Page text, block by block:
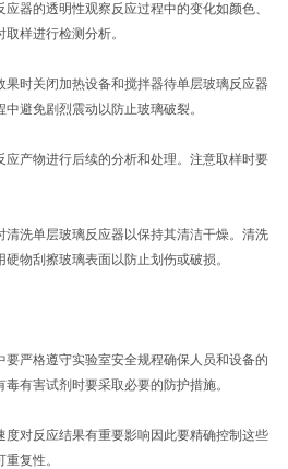
的透明性观察反应过程中的变化如颜色、
样进行检测分析。
时关闭加热设备和搅拌器待单层玻璃反应器
避免剧烈震动以防止玻璃破裂。
产物进行后续的分析和处理。注意取样时要
洗单层玻璃反应器以保持其清洁干燥。清洗
物刮擦玻璃表面以防止划伤或破损。
严格遵守实验室安全规程确保人员和设备的
有害试剂时要采取必要的防护措施。
对反应结果有重要影响因此要精确控制这些
复性。